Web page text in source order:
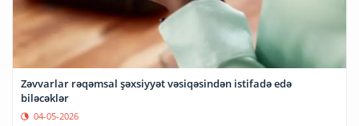
Zəvvarlar rəqəmsal şəxsiyyət vəsiqəsindən istifadə edə
biləcəklər
04-05-2026